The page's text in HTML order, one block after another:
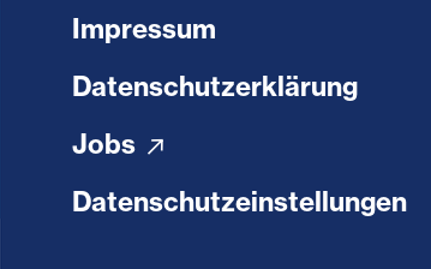
Impressum
Datenschutzerklärung
Jobs
Datenschutzeinstellungen